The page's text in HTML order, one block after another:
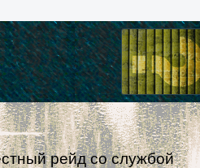
рейд со службой